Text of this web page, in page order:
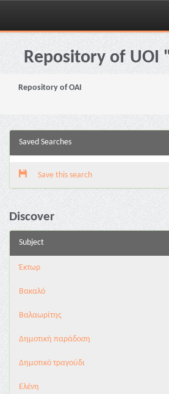
Skip
navigationRepository of UOI
Repository of OAI
Saved Searches
Save this search
Discover
Subject
Έκτωρ
Βακαλό
Βαλαωρίτης
Δημοτική παράδοση
Δημοτικό τραγούδι
Ελένη